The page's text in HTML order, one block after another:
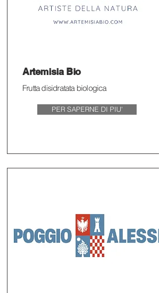
Artemisia Bio
Frutta disidratata biologica
PER SAPERNE DI PIU'